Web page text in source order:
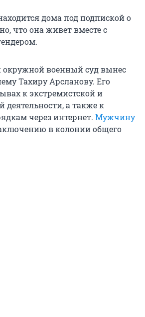
дома под подпиской о
что она живет вместе с
окружной военный суд вынес
Тахиру Арсланову. Его
к экстремистской и
деятельности, а также к
через интернет. Мужчину
в колонии общего